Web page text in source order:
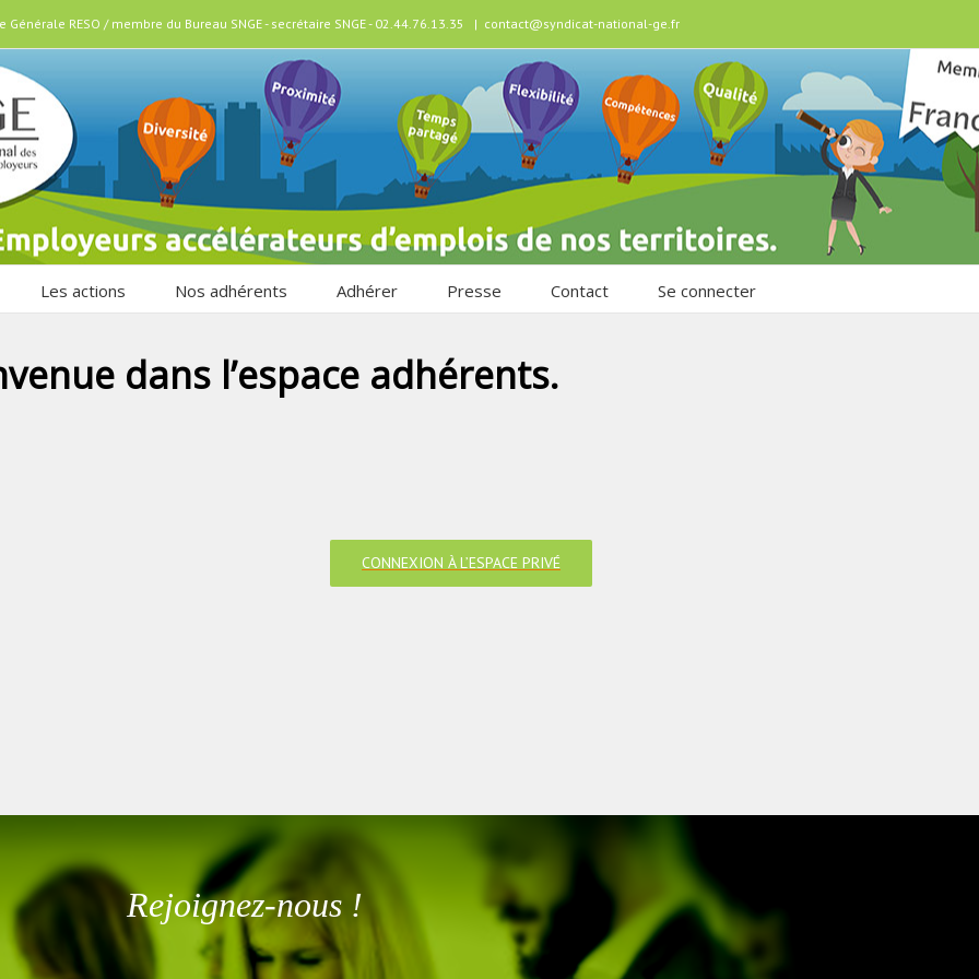
Générale RESO / membre du Bureau SNGE - secrétaire SNGE - 02.44.76.13.35 | contact@syndicat-national-ge.fr
Les actions Nos adhérents Adhérer Presse Contact Se connecter
dans l’espace adhérents.
CONNEXION À L’ESPACE PRIVÉ
Rejoignez-nous !